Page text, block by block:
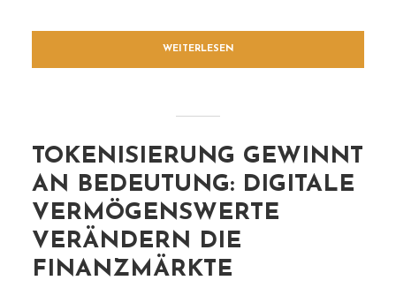
WEITERLESEN
TOKENISIERUNG GEWINNT
AN BEDEUTUNG: DIGITALE
VERMÖGENSWERTE
VERÄNDERN DIE
FINANZMÄRKTE